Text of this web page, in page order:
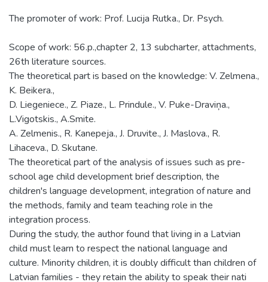
The promoter of work: Prof. Lucija Rutka., Dr. Psych.
Scope of work: 56.p.,chapter 2, 13 subcharter, attachments,
26th literature sources.
The theoretical part is based on the knowledge: V. Zelmena.,
K. Beikera.,
D. Liegeniece., Z. Piaze., L. Prindule., V. Puke-Draviņa.,
L.Vigotskis., A.Smite.
A. Zelmenis., R. Kanepeja., J. Druvite., J. Maslova., R.
Lihaceva., D. Skutane.
The theoretical part of the analysis of issues such as pre-
school age child development brief description, the
children's language development, integration of nature and
the methods, family and team teaching role in the
integration process.
During the study, the author found that living in a Latvian
child must learn to respect the national language and
culture. Minority children, it is doubly difficult than children of
Latvian families - they retain the ability to speak their nati